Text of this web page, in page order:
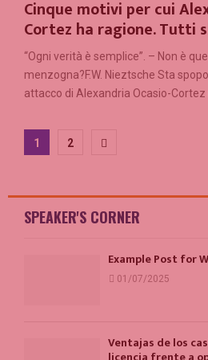
Cinque motivi per cui
Cortez ha ragione. Tutti
“Ogni verità è semplice”. – Non è
menzogna?F.W. Nieztsche Sta
attacco di Alexandria Ocasio-Cortez
Paginazione
articoli
1 2
SPEAKER'S CORNER
Example Post for
01/07/2025
Ventajas de los